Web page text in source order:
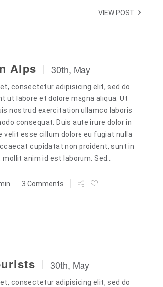
VIEW POST
Alps 30th, May
consectetur adipisicing elit, sed do
ut labore et dolore magna aliqua. Ut
nostrud exercitation ullamco laboris
consequat. Duis aute irure dolor in
velit esse cillum dolore eu fugiat nulla
cupidatat non proident, sunt in
anim id est laborum. Sed…
3 Comments
30th, May
consectetur adipisicing elit, sed do